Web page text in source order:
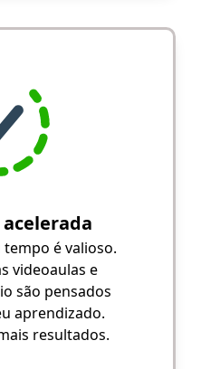
é valioso.
videoaulas e
são pensados
aprendizado.
resultados.